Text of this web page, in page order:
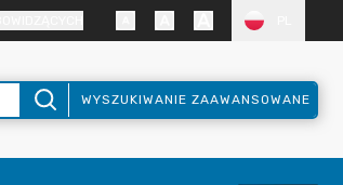
WYSZUKIWANIE ZAAWANSOWANE